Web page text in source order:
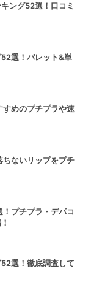
ング52選！口コミ
選！パレット&単
めのプチプラや速
ないリップをプチ
プチプラ・デパコ
選！徹底調査して